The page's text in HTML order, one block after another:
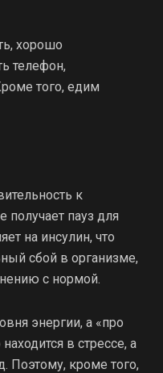
хорошо
телефон,
того, едим
к
получает пауз для
на инсулин, что
сбой в организме,
с нормой.
энергии, а «про
в стрессе, а
Поэтому, кроме того,